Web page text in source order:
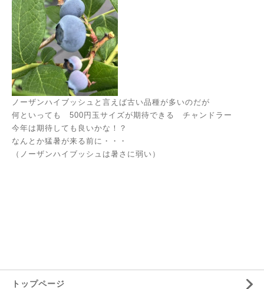
ノーザンハイブッシュと言えば古い品種が多いのだが
何といっても 500円玉サイズが期待できる チャンドラー
今年は期待しても良いかな！？
なんとか猛暑が来る前に・・・
（ノーザンハイブッシュは暑さに弱い）
トップページ